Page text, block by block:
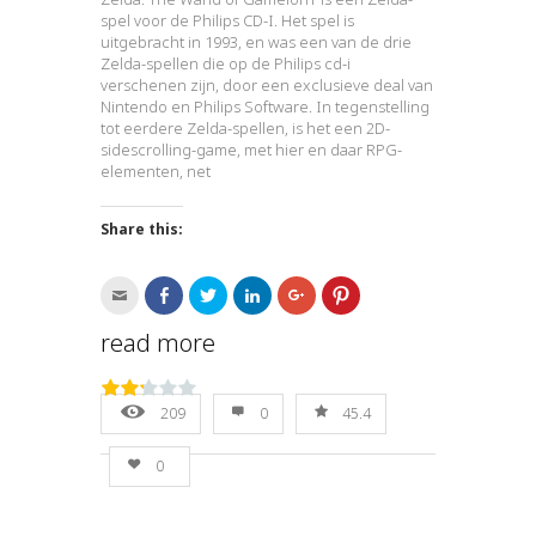
spel voor de Philips CD-I. Het spel is
uitgebracht in 1993, en was een van de drie
Zelda-spellen die op de Philips cd-i
verschenen zijn, door een exclusieve deal van
Nintendo en Philips Software. In tegenstelling
tot eerdere Zelda-spellen, is het een 2D-
sidescrolling-game, met hier en daar RPG-
elementen, net
Share this:
Click
email
this
to
friend
(Opens
in
new
window)
Click
to
share
on
Facebook
in
new
window)
Click
to
share
new
window)
Click
to
share
new
window)
Click
to
share
new
window)
Click
to
new
window)
read more
209 0 45.4
0